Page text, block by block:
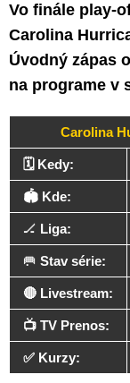
Vo finále play-
Carolina
Úvodný zápas
na programe v
Carolina
🗓️ Kedy:
🏟️ Kde:
🏒 Liga:
🥅 Stav série:
🔴 Livestream:
📺 TV Prenos:
✅ Kurzy: